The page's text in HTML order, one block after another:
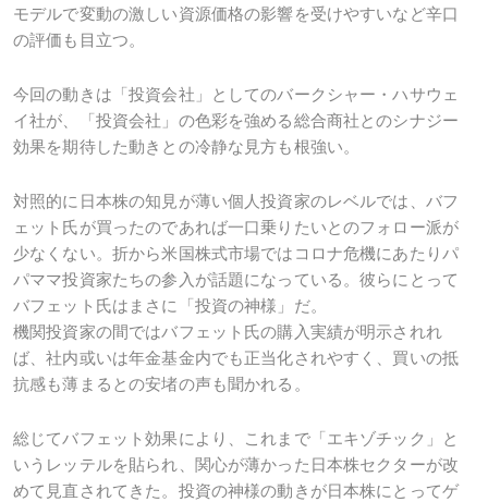
モデルで変動の激しい資源価格の影響を受けやすいなど辛口
の評価も目立つ。
今回の動きは「投資会社」としてのバークシャー・ハサウェ
イ社が、「投資会社」の色彩を強める総合商社とのシナジー
効果を期待した動きとの冷静な見方も根強い。
対照的に日本株の知見が薄い個人投資家のレベルでは、バフ
ェット氏が買ったのであれば一口乗りたいとのフォロー派が
少なくない。折から米国株式市場ではコロナ危機にあたりパ
パママ投資家たちの参入が話題になっている。彼らにとって
バフェット氏はまさに「投資の神様」だ。
機関投資家の間ではバフェット氏の購入実績が明示されれ
ば、社内或いは年金基金内でも正当化されやすく、買いの抵
抗感も薄まるとの安堵の声も聞かれる。
総じてバフェット効果により、これまで「エキゾチック」と
いうレッテルを貼られ、関心が薄かった日本株セクターが改
めて見直されてきた。投資の神様の動きが日本株にとってゲ